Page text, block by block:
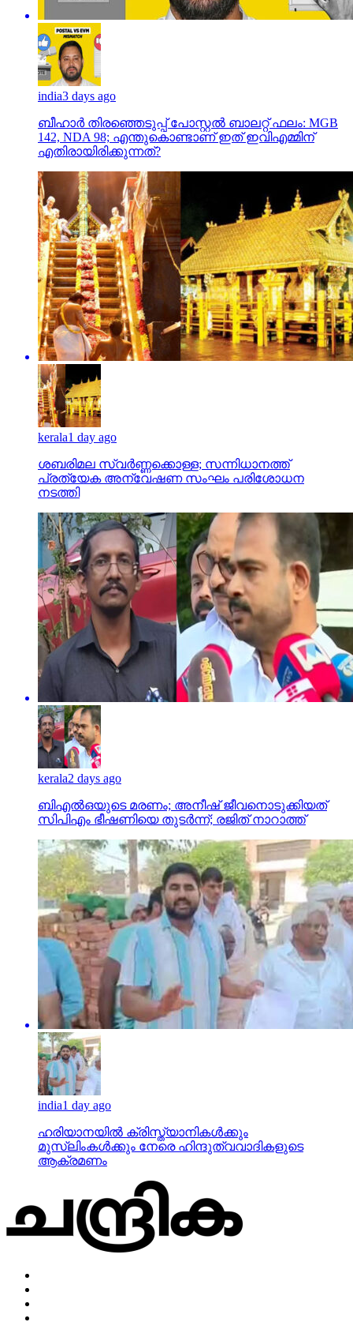
india3 days ago
ബീഹാർ തിരഞ്ഞെടുപ്പ് പോസ്റ്റൽ ബാലറ്റ് ഫലം: MGB
142, NDA 98; എന്തുകൊണ്ടാണ് ഇത് ഇവിഎമ്മിന്
എതിരായിരിക്കുന്നത്?
kerala1 day ago
ശബരിമല സ്വര്‍ണ്ണക്കൊള്ള; സന്നിധാനത്ത്
പ്രത്യേക അന്വേഷണ സംഘം പരിശോധന
നടത്തി
kerala2 days ago
ബിഎല്‍ഒയുടെ മരണം; അനീഷ് ജീവനൊടുക്കിയത്
സിപിഎം ഭീഷണിയെ തുടര്‍ന്ന്; രജിത് നാറാത്ത്
india1 day ago
ഹരിയാനയില്‍ ക്രിസ്ത്യാനികള്‍ക്കും
മുസ്‌ലിംകള്‍ക്കും നേരെ ഹിന്ദുത്വവാദികളുടെ
ആക്രമണം